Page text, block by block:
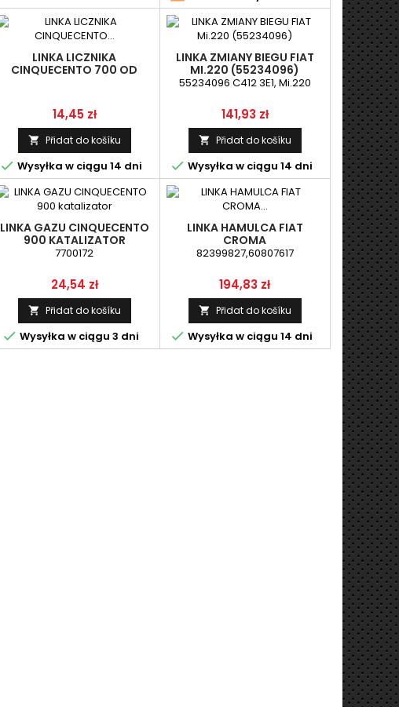
LINKA LICZNIKA
CINQUECENTO 700 OD
Cena
14,45 zł
 Přidat do košíku
 Wysyłka w ciągu 14 dni
LINKA ZMIANY BIEGU FIAT
MI.220 (55234096)
55234096 C412 3E1, Mi.220
Cena
141,93 zł
 Přidat do košíku
 Wysyłka w ciągu 14 dni
LINKA GAZU CINQUECENTO
900 KATALIZATOR
7700172
Cena
24,54 zł
 Přidat do košíku
 Wysyłka w ciągu 3 dni
LINKA HAMULCA FIAT
CROMA
(86-),82399827,60807617,
82399827,60807617
Cena
194,83 zł
 Přidat do košíku
 Wysyłka w ciągu 14 dni